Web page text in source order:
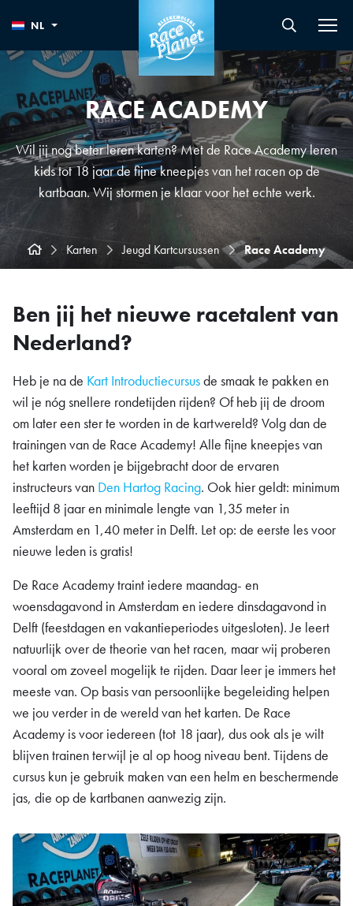
NL
RACE ACADEMY
Wil jij nog beter leren karten? Met de Race Academy leren
kids tot 18 jaar de fijne kneepjes van het racen op de
kartbaan. Wij stormen je klaar voor het echte werk.
Karten Jeugd Kartcursussen Race Academy
Ben jij het nieuwe racetalent van
Nederland?
Heb je na de Kart Introductiecursusde smaak te pakken en
wil je nóg snellere rondetijden rijden? Of heb jij de droom
om later een ster te worden in de kartwereld? Volg dan de
trainingen van de Race Academy! Alle fijne kneepjes van
het karten worden je bijgebracht door de ervaren
instructeurs van Den Hartog Racing. Ook hier geldt: minimum
leeftijd 8 jaar en minimale lengte van 1,35 meter in
Amsterdam en 1,40 meter in Delft. Let op: de eerste les voor
nieuwe leden is gratis!
De Race Academy traint iedere maandag- en
woensdagavond in Amsterdam en iedere dinsdagavond in
Delft (feestdagen en vakantieperiodes uitgesloten). Je leert
natuurlijk over de theorie van het racen, maar wij proberen
vooral om zoveel mogelijk te rijden. Daar leer je immers het
meeste van. Op basis van persoonlijke begeleiding helpen
we jou verder in de wereld van het karten. De Race
Academy is voor iedereen (tot 18 jaar), dus ook als je wilt
blijven trainen terwijl je al op hoog niveau bent. Tijdens de
cursus kun je gebruik maken van een helm en beschermende
jas, die op de kartbanen aanwezig zijn.